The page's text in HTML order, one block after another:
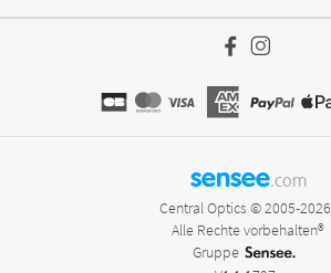
sensee.com
Central Optics © 2005-2026
Alle Rechte vorbehalten®
Gruppe